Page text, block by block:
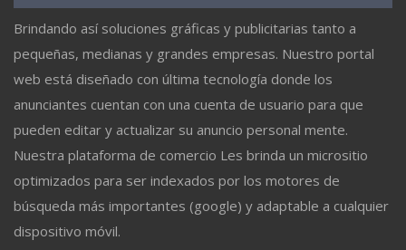
Brindando así soluciones gráficas y publicitarias tanto a
pequeñas, medianas y grandes empresas. Nuestro portal
web está diseñado con última tecnología donde los
anunciantes cuentan con una cuenta de usuario para que
pueden editar y actualizar su anuncio personal mente.
Nuestra plataforma de comercio Les brinda un micrositio
optimizados para ser indexados por los motores de
búsqueda más importantes (google) y adaptable a cualquier
dispositivo móvil.